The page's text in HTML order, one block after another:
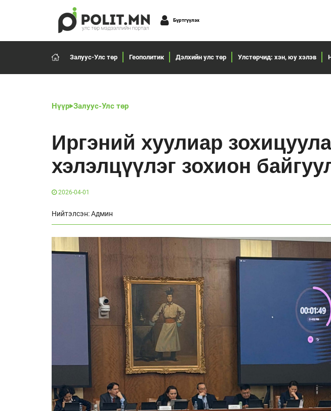
Бүртгүүлэх
Залуус-Улс төр Геополитик Дэлхийн улс төр Улстөрчид: хэн, юу хэлэв
Нүүр Залуус-Улс төр
Иргэний хуулиар
хэлэлцүүлэг зохион
2026-04-01
Нийтэлсэн: Админ